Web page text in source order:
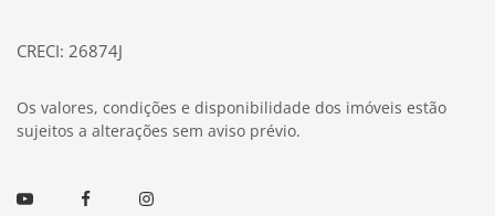
CRECI: 26874J
Os valores, condições e disponibilidade dos imóveis estão
sujeitos a alterações sem aviso prévio.
Youtube FacebookInstagram